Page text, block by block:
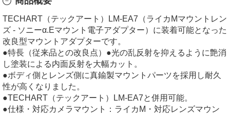
TECHART（テックアート）LM-EA7（ライカMマウントレン
ズ - ソニーα.Eマウント電子アダプター）に装着可能となった
改良型マウントアダプターです。
●特長（従来品との改良点）●光の乱反射を抑えるように艶消
し塗装による内面反射を大幅カット。
●ボディ側とレンズ側に真鍮製マウントパーツを採用し耐久
性が高くなりました。
●TECHART（テックアート）LM-EA7と併用可能。
●仕様・対応カメラマウント：ライカM・対応レンズマウン